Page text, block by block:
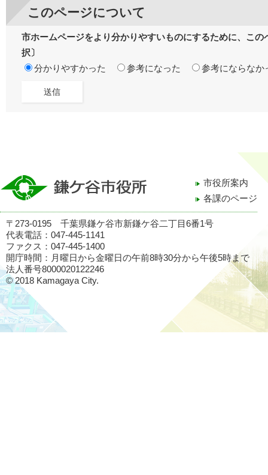
このページについて
市ホームページをより分かりやすいものにするために、こ
択〕
分かりやすかった
参考になった 参考にならなか
市役所案内
各課のページ
〒273-0195 千葉県鎌ケ谷市新鎌ケ谷二丁目6番1号
代表電話：047-445-1141
ファクス：047-445-1400
開庁時間：月曜日から金曜日の午前8時30分から午後5時まで
法人番号8000020122246
© 2018 Kamagaya City.